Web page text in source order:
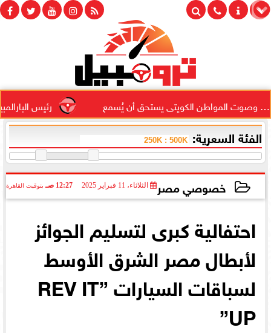
رئيس البارالمبية الكويتى يستحق أن يُسمع
الفئة السعرية:
خصوصي مصر الثلاثاء، 11 فبراير 2025 12:27 صـ بتوقيت القاهرة
احتفالية كبرى لتسليم الجوائز
لأبطال مصر الشرق الأوسط
لسباقات السيارات ”REV IT
UP”